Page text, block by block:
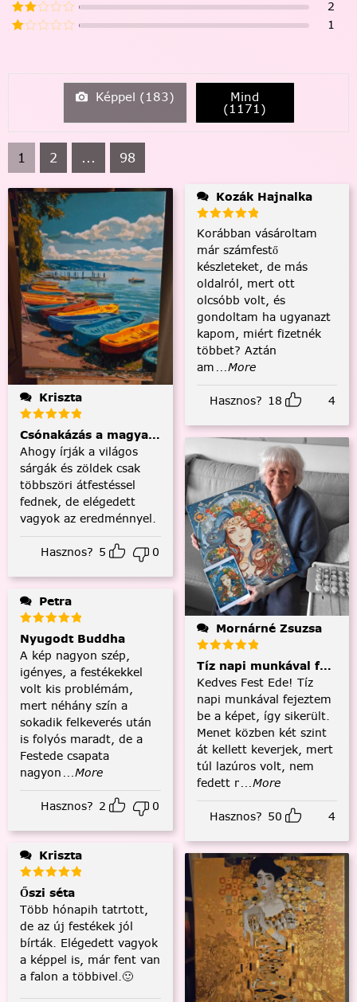
2
1
Képpel (183) Mind
(1171)
1 2 ... 98
Kriszta
Csónakázás a magyar tengeren
Ahogy írják a világos
sárgák és zöldek csak
többszöri átfestéssel
fednek, de elégedett
vagyok az eredménnyel.
Hasznos? 5 0
Petra
Nyugodt Buddha
A kép nagyon szép,
igényes, a festékekkel
volt kis problémám,
mert néhány szín a
sokadik felkeverés után
is folyós maradt, de a
Festede csapata
nagyon ...More
Hasznos? 2 0
Kriszta
Őszi séta
Több hónapih tatrtott,
de az új festékek jól
bírták. Elégedett vagyok
a képpel is, már fent van
a falon a többivel.🙂
Kozák Hajnalka
Korábban vásároltam
már számfestő
készleteket, de más
oldalról, mert ott
olcsóbb volt, és
gondoltam ha ugyanazt
kapom, miért fizetnék
többet? Aztán
am ...More
Hasznos? 18 4
Mornárné Zsuzsa
Tíz napi munkával
Kedves Fest Ede! Tíz
napi munkával fejeztem
be a képet, így sikerült.
Menet közben két szint
át kellett keverjek, mert
túl lazúros volt, nem
fedett r...More
Hasznos? 50 4